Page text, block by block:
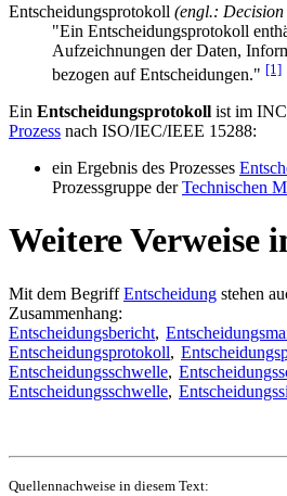
Entscheidungsprotokoll (engl.: Decision
"Ein Entscheidungsprotokoll
Aufzeichnungen der Daten,
bezogen auf Entscheidungen." [1]
Ein Entscheidungsprotokoll ist im
Prozess nach ISO/IEC/IEEE 15288:
ein Ergebnis des Prozesses
Prozessgruppe derTechnischen
Weitere Verweise
Mit dem BegriffEntscheidung stehen
Zusammenhang:
Entscheidungsbericht,
Entscheidungsprotokoll,
Entscheidungsschwelle,
Entscheidungsschwelle,
Quellennachweise in diesem Text: